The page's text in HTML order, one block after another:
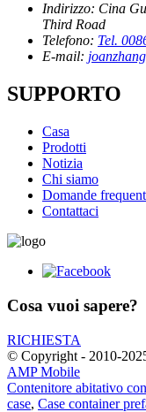
Indirizzo: Cina
Third Road
Telefono: Tel.
E-mail:
SUPPORTO
Casa
Prodotti
Notizia
Chi siamo
Domande
Contattaci
Cosa vuoi sapere?
RICHIESTA
© Copyright - 2010-
AMP Mobile
Contenitore abitativo
case, Case container